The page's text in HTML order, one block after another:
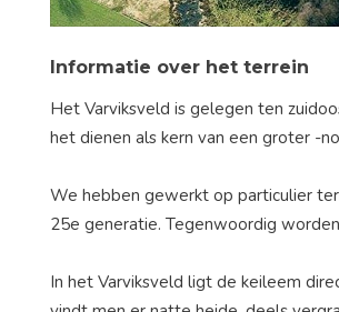
Informatie over het terrein
Het Varviksveld is gelegen ten
het dienen als kern van een groter -
We hebben gewerkt op particulier
25e generatie. Tegenwoordig
In het Varviksveld ligt de keileem